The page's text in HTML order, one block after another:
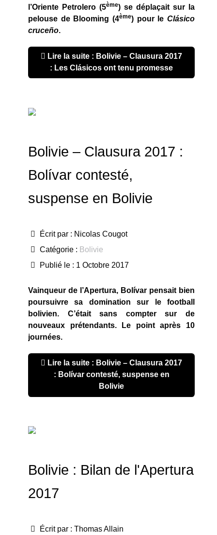
l’Oriente Petrolero (5ème) se déplaçait sur la
pelouse de Blooming (4ème) pour le Clásico
cruceño.
Lire la suite : Bolivie – Clausura 2017
: Les Clásicos ont tenu promesse
Bolivie – Clausura 2017 :
Bolívar contesté,
suspense en Bolivie
Écrit par : Nicolas Cougot
Catégorie : Bolivie
Publié le : 1 Octobre 2017
Vainqueur de l’Apertura, Bolívar pensait bien
poursuivre sa domination sur le football
bolivien. C’était sans compter sur de
nouveaux prétendants. Le point après 10
journées.
Lire la suite : Bolivie – Clausura 2017
: Bolívar contesté, suspense en
Bolivie
Bolivie : Bilan de l'Apertura
2017
Écrit par : Thomas Allain